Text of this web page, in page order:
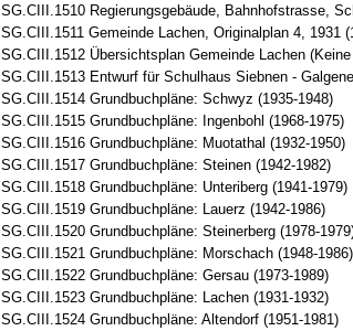
SG.CIII.1510 Regierungsgebäude, Bahnhofstrasse,
SG.CIII.1511 Gemeinde Lachen, Originalplan 4, 1931
SG.CIII.1512 Übersichtsplan Gemeinde Lachen (Keine
SG.CIII.1513 Entwurf für Schulhaus Siebnen -
SG.CIII.1514 Grundbuchpläne: Schwyz (1935-1948)
SG.CIII.1515 Grundbuchpläne: Ingenbohl (1968-1975)
SG.CIII.1516 Grundbuchpläne: Muotathal (1932-1950)
SG.CIII.1517 Grundbuchpläne: Steinen (1942-1982)
SG.CIII.1518 Grundbuchpläne: Unteriberg (1941-1979)
SG.CIII.1519 Grundbuchpläne: Lauerz (1942-1986)
SG.CIII.1520 Grundbuchpläne: Steinerberg (1978-
SG.CIII.1521 Grundbuchpläne: Morschach (1948-1986)
SG.CIII.1522 Grundbuchpläne: Gersau (1973-1989)
SG.CIII.1523 Grundbuchpläne: Lachen (1931-1932)
SG.CIII.1524 Grundbuchpläne: Altendorf (1951-1981)